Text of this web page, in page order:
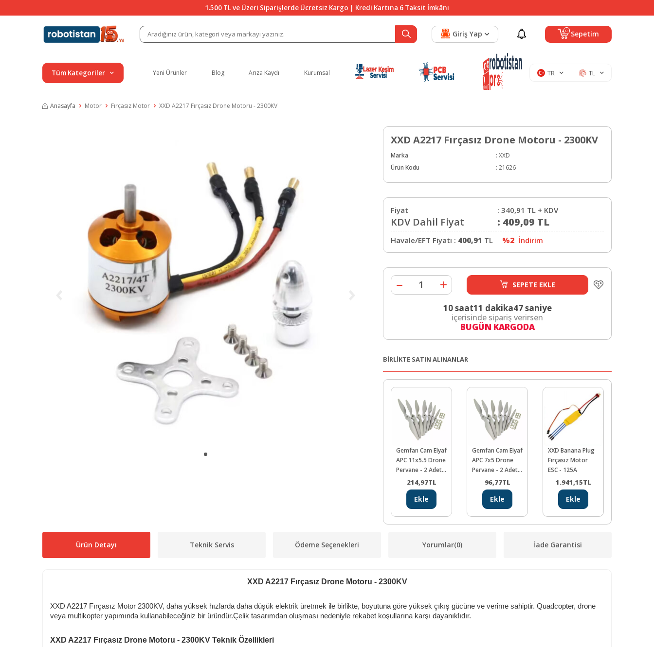
1.500 TL ve Üzeri Siparişlerde Ücretsiz Kargo | Kredi Kartına 6 Taksit İmkânı
0 Sepetim
Giriş Yap
Tüm Kategoriler Yeni Ürünler Blog Arıza Kaydı Kurumsal TR TL
Anasayfa Motor Fırçasız Motor XXD A2217 Fırçasız Drone Motoru - 2300KV
XXD A2217 Fırçasız Drone Motoru - 2300KV
Marka : XXD
Ürün Kodu
: 21626
Fiyat : 340,91 TL + KDV
KDV Dahil Fiyat : 409,09 TL
Havale/EFT Fiyatı : 400,91 TL %2 İndirim
SEPETE EKLE
10 saat11 dakika46 saniye
içerisinde sipariş verirsen
BUGÜN KARGODA
BİRLİKTE SATIN ALINANLAR
Gemfan Cam Elyaf
APC 11x5.5 Drone
Pervane - 2 Adet
CCW214,97TL
Ekle
Gemfan Cam Elyaf
APC 7x5 Drone
Pervane - 2 Adet
96,77TL
Ekle
XXD Banana Plug
Fırçasız Motor
ESC - 125A
1.941,15TL
Ekle
Ürün Detayı Teknik Servis Ödeme Seçenekleri Yorumlar(0) İade Garantisi
XXD A2217 Fırçasız Drone Motoru - 2300KV
XXD A2217 Fırçasız Motor 2300KV, daha yüksek hızlarda daha düşük elektrik üretmek ile birlikte, boyutuna göre yüksek çıkış gücüne ve verime sahiptir. Quadcopter, drone
veya multikopter yapımında kullanabileceğiniz bir üründür.Çelik tasarımdan oluşması nedeniyle rekabet koşullarına karşı dayanıklıdır.
XXD A2217 Fırçasız Drone Motoru - 2300KV Teknik Özellikleri